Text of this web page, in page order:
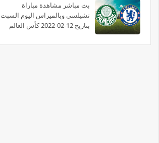
بث مباشر مشاهدة مباراة
تشيلسي وبالميراس اليوم السبت
بتاريخ 12-02-2022 كأس العالم